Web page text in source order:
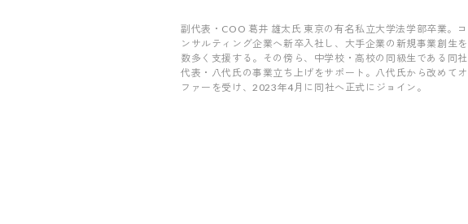
副代表・COO 葛井 雄太氏 東京の有名私立大学法学部卒業。コ
ンサルティング企業へ新卒入社し、大手企業の新規事業創生を
数多く支援する。その傍ら、中学校・高校の同級生である同社
代表・八代氏の事業立ち上げをサポート。八代氏から改めてオ
ファーを受け、2023年4月に同社へ正式にジョイン。